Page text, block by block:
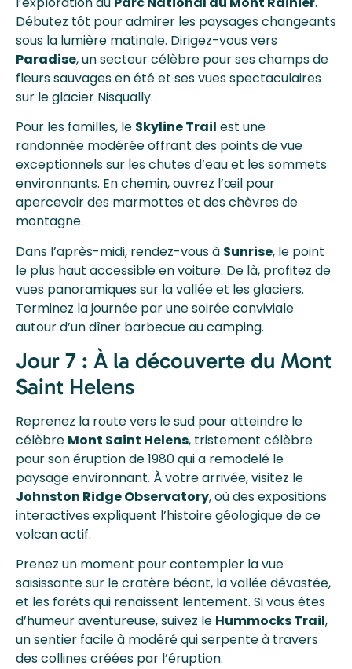
Débutez tôt pour admirer les paysages changeants
sous la lumière matinale. Dirigez-vous vers
Paradise, un secteur célèbre pour ses champs de
fleurs sauvages en été et ses vues spectaculaires
sur le glacier Nisqually.
Pour les familles, le Skyline Trail est une
randonnée modérée offrant des points de vue
exceptionnels sur les chutes d’eau et les sommets
environnants. En chemin, ouvrez l’œil pour
apercevoir des marmottes et des chèvres de
montagne.
Dans l’après-midi, rendez-vous à Sunrise, le point
le plus haut accessible en voiture. De là, profitez de
vues panoramiques sur la vallée et les glaciers.
Terminez la journée par une soirée conviviale
autour d’un dîner barbecue au camping.
Jour 7 : À la découverte du Mont
Saint Helens
Reprenez la route vers le sud pour atteindre le
célèbre Mont Saint Helens, tristement célèbre
pour son éruption de 1980 qui a remodelé le
paysage environnant. À votre arrivée, visitez le
Johnston Ridge Observatory, où des expositions
interactives expliquent l’histoire géologique de ce
volcan actif.
Prenez un moment pour contempler la vue
saisissante sur le cratère béant, la vallée dévastée,
et les forêts qui renaissent lentement. Si vous êtes
d’humeur aventureuse, suivez le Hummocks Trail,
un sentier facile à modéré qui serpente à travers
des collines créées par l’éruption.